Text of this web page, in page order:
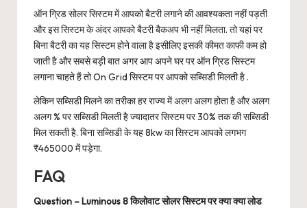
ऑन ग्रिड सोलर सिस्टम में आपको बैटरी लगाने की आवश्यकता नहीं पड़ती
और इस सिस्टम के अंदर आपको बैटरी बैकअप भी नहीं मिलता. तो यहां पर
बिना बैटरी का यह सिस्टम होने वाला है इसीलिए इसकी कीमत काफी कम हो
जाती है और सबसे बड़ी बात अगर आप अपने घर पर ऑन ग्रिड सिस्टम
लगाना चाहते हैं तो On Grid सिस्टम पर आपको सब्सिडी मिलती है .
लेकिन सब्सिडी मिलने का तरीका हर राज्य में अलग अलग होता है और अलग
अलग % पर सब्सिडी मिलती है ज्यादातर सिस्टम पर 30% तक की सब्सिडी
मिल सकती है. बिना सब्सिडी के यह 8kw का सिस्टम आपको लगभग
₹465000 में पड़ेगा.
FAQ
Question – Luminous 8 किलोवाट सोलर सिस्टम पर क्या क्या लोड